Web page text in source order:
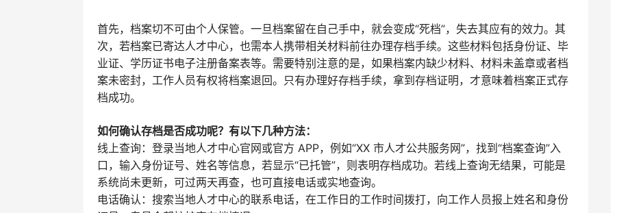
首先，档案切不可由个人保管。一旦档案留在自己手中，就会变成“死档”，失去其应有的效力。其
次，若档案已寄达人才中心，也需本人携带相关材料前往办理存档手续。这些材料包括身份证、毕
业证、学历证书电子注册备案表等。需要特别注意的是，如果档案内缺少材料、材料未盖章或者档
案未密封，工作人员有权将档案退回。只有办理好存档手续，拿到存档证明，才意味着档案正式存
档成功。
如何确认存档是否成功呢？有以下几种方法：
线上查询：登录当地人才中心官网或官方 APP，例如“XX 市人才公共服务网”，找到“档案查询”入
口，输入身份证号、姓名等信息，若显示“已托管”，则表明存档成功。若线上查询无结果，可能是
系统尚未更新，可过两天再查，也可直接电话或实地查询。
电话确认：搜索当地人才中心的联系电话，在工作日的工作时间拨打，向工作人员报上姓名和身份